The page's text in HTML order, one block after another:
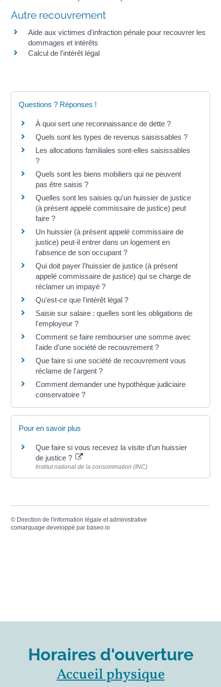
Autre recouvrement
Aide aux victimes d'infraction pénale pour recouvrer les
dommages et intérêts
Calcul de l'intérêt légal
Questions ? Réponses !
À quoi sert une reconnaissance de dette ?
Quels sont les types de revenus saisissables ?
Les allocations familiales sont-elles saisissables
?
Quels sont les biens mobiliers qui ne peuvent
pas être saisis ?
Quelles sont les saisies qu'un huissier de justice
(à présent appelé commissaire de justice) peut
faire ?
Un huissier (à présent appelé commissaire de
justice) peut-il entrer dans un logement en
l'absence de son occupant ?
Qui doit payer l'huissier de justice (à présent
appelé commissaire de justice) qui se charge de
réclamer un impayé ?
Qu'est-ce que l'intérêt légal ?
Saisie sur salaire : quelles sont les obligations de
l'employeur ?
Comment se faire rembourser une somme avec
l'aide d'une société de recouvrement ?
Que faire si une société de recouvrement vous
réclame de l'argent ?
Comment demander une hypothèque judiciaire
conservatoire ?
Pour en savoir plus
Que faire si vous recevez la visite d'un huissier
de justice ?
Institut national de la consommation (INC)
© Direction de l'information légale et administrative
comarquage developpé parbaseo.io
Horaires d'ouverture
Accueil physique